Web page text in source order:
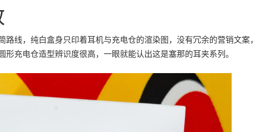
路线，纯白盒身只印着耳机与充电仓的渲染图，没有冗余的营销文案，
形充电仓造型辨识度很高，一眼就能认出这是塞那的耳夹系列。